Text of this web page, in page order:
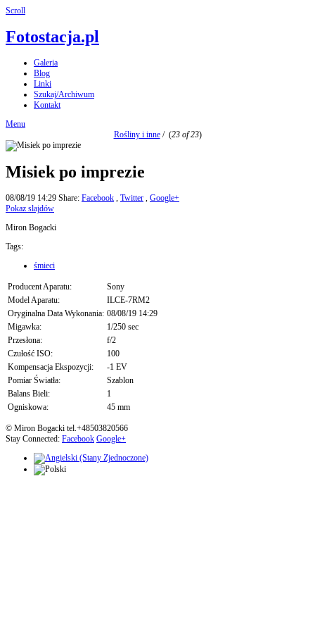
Scroll
Fotostacja.pl
Galeria
Blog
Linki
Szukaj/Archiwum
Kontakt
Menu
Rośliny i inne/ (23 of 23)
Misiek po imprezie
08/08/19 14:29 Share: Facebook , Twitter , Google+
Pokaz slajdów
Miron Bogacki
Tags:
śmieci
Producent Aparatu:
Sony
Model Aparatu:
ILCE-7RM2
Oryginalna Data Wykonania: 08/08/19 14:29
Migawka:
1/250 sec
Przesłona:
f/2
Czułość ISO:
100
Kompensacja Ekspozycji:
-1 EV
Pomiar Światła:
Szablon
Balans Bieli:
1
Ogniskowa:
45 mm
© Miron Bogacki tel.+48503820566
Stay Connected: Facebook Google+